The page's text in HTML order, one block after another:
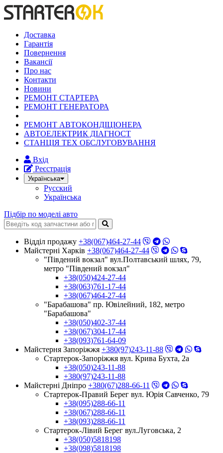
Доставка
Гарантія
Повернення
Вакансії
Про нас
Контакти
Новини
РЕМОНТ СТАРТЕРА
РЕМОНТ ГЕНЕРАТОРА
РЕМОНТ АВТОКОНДІЦІОНЕРА
АВТОЕЛЕКТРИК ДІАГНОСТ
СТАНЦІЯ ТЕХ ОБСЛУГОВУВАННЯ
Вхід
Реєстрація
Українська
Русский
Українська
Підбір по моделі авто
Відділ продажу +38(067)464-27-44
Майстерні Харків +38(067)464-27-44
"Південий вокзал" вул.Полтавський шлях, 79,
метро "Південий вокзал"
+38(050)424-27-44
+38(063)761-17-44
+38(067)464-27-44
"Барабашова" пр. Ювілейний, 182, метро
"Барабашова"
+38(050)402-37-44
+38(067)304-17-44
+38(093)761-64-09
Майстерня Запоріжжя +380(97)243-11-88
Стартерок-Запоріжжя вул. Крива Бухта, 2а
+38(050)243-11-88
+380(97)243-11-88
Майстерні Днiпро +380(67)288-66-11
Стартерок-Правий Берег вул. Юрія Савченко, 79
+38(095)288-66-11
+38(067)288-66-11
+38(093)288-66-11
Стартерок-Лівий Берег вул.Луговська, 2
+38(050)5818198
+38(098)5818198